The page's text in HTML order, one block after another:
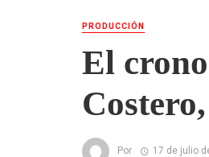
PRODUCCIÓN
El
Por 17 de julio